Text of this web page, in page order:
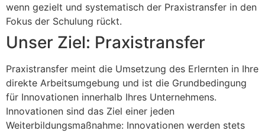
wenn gezielt und systematisch der Praxistransfer in den
Fokus der Schulung rückt.
Unser Ziel: Praxistransfer
Praxistransfer meint die Umsetzung des Erlernten in Ihre
direkte Arbeitsumgebung und ist die Grundbedingung
für Innovationen innerhalb Ihres Unternehmens.
Innovationen sind das Ziel einer jeden
Weiterbildungsmaßnahme: Innovationen werden stets